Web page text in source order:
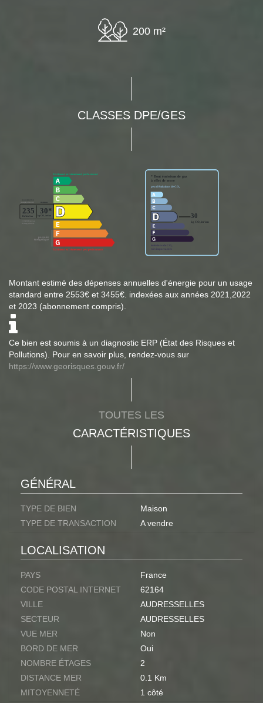
200 m²
CLASSES DPE/GES
Montant estimé des dépenses annuelles d'énergie pour un usage
standard entre 2553€ et 3455€. indexées aux années 2021,2022
et 2023 (abonnement compris).
Ce bien est soumis à un diagnostic ERP (État des Risques et
Pollutions). Pour en savoir plus, rendez-vous sur
https://www.georisques.gouv.fr/
TOUTES LES
CARACTÉRISTIQUES
GÉNÉRAL
TYPE DE BIEN
Maison
TYPE DE TRANSACTION
A vendre
LOCALISATION
PAYS
France
CODE POSTAL INTERNET
62164
VILLE
AUDRESSELLES
SECTEUR
AUDRESSELLES
VUE MER
Non
BORD DE MER
Oui
NOMBRE ÉTAGES
2
DISTANCE MER
0.1 Km
MITOYENNETÉ
1 côté